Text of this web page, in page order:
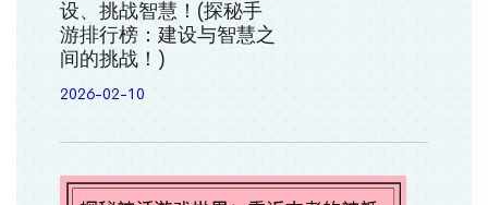
设、挑战智慧！(探秘手
游排行榜：建设与智慧之
间的挑战！)
2026-02-10